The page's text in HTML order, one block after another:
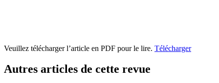
Veuillez télécharger l’article en PDF pour le lire. Télécharger
Autres articles de cette revue